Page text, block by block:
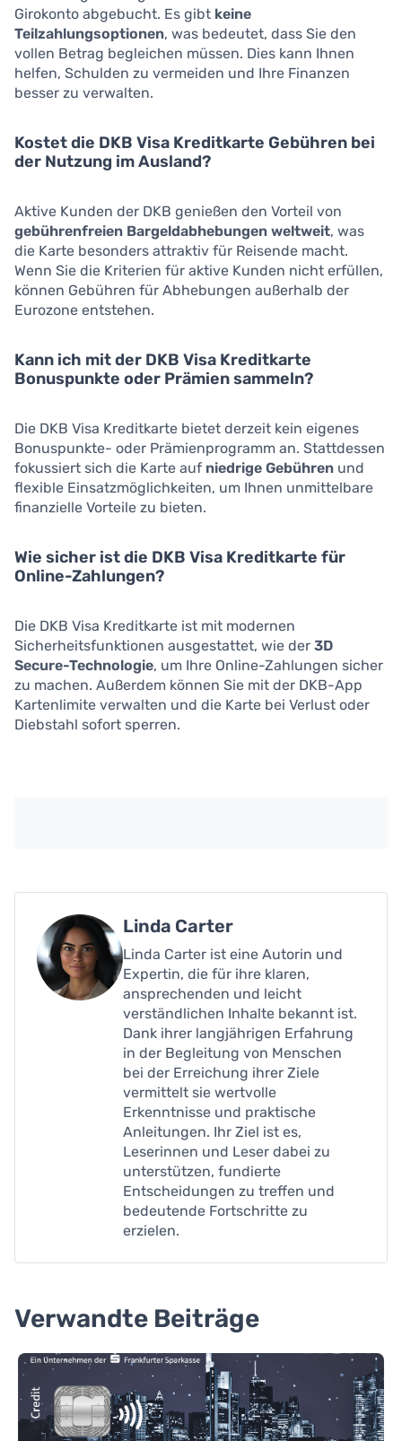
Girokonto abgebucht. Es gibt keine
Teilzahlungsoptionen, was bedeutet, dass Sie den
vollen Betrag begleichen müssen. Dies kann Ihnen
helfen, Schulden zu vermeiden und Ihre Finanzen
besser zu verwalten.
Kostet die DKB Visa Kreditkarte Gebühren bei
der Nutzung im Ausland?
Aktive Kunden der DKB genießen den Vorteil von
gebührenfreien Bargeldabhebungen weltweit, was
die Karte besonders attraktiv für Reisende macht.
Wenn Sie die Kriterien für aktive Kunden nicht erfüllen,
können Gebühren für Abhebungen außerhalb der
Eurozone entstehen.
Kann ich mit der DKB Visa Kreditkarte
Bonuspunkte oder Prämien sammeln?
Die DKB Visa Kreditkarte bietet derzeit kein eigenes
Bonuspunkte- oder Prämienprogramm an. Stattdessen
fokussiert sich die Karte auf niedrige Gebühren und
flexible Einsatzmöglichkeiten, um Ihnen unmittelbare
finanzielle Vorteile zu bieten.
Wie sicher ist die DKB Visa Kreditkarte für
Online-Zahlungen?
Die DKB Visa Kreditkarte ist mit modernen
Sicherheitsfunktionen ausgestattet, wie der 3D
Secure-Technologie, um Ihre Online-Zahlungen sicher
zu machen. Außerdem können Sie mit der DKB-App
Kartenlimite verwalten und die Karte bei Verlust oder
Diebstahl sofort sperren.
Linda Carter
Linda Carter ist eine Autorin und
Expertin, die für ihre klaren,
ansprechenden und leicht
verständlichen Inhalte bekannt ist.
Dank ihrer langjährigen Erfahrung
in der Begleitung von Menschen
bei der Erreichung ihrer Ziele
vermittelt sie wertvolle
Erkenntnisse und praktische
Anleitungen. Ihr Ziel ist es,
Leserinnen und Leser dabei zu
unterstützen, fundierte
Entscheidungen zu treffen und
bedeutende Fortschritte zu
erzielen.
Verwandte Beiträge